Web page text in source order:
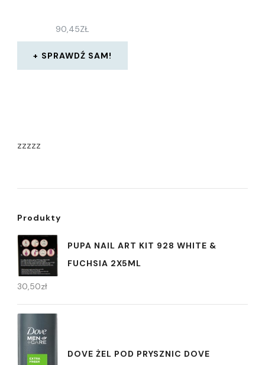
90,45ZŁ
SPRAWDŹ SAM!
zzzzz
Produkty
PUPA NAIL ART KIT 928 WHITE &
FUCHSIA 2X5ML
30,50zł
DOVE ŻEL POD PRYSZNIC DOVE